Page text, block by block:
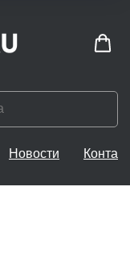
Новости